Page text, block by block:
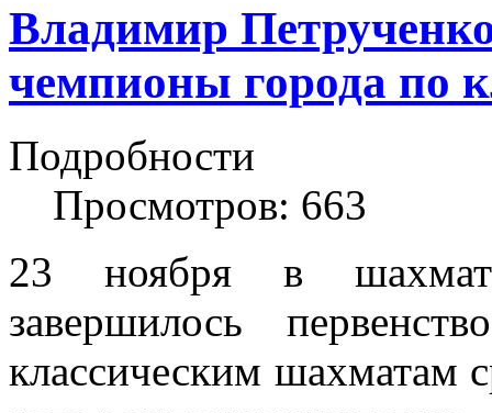
Владимир
чемпионы города по
Подробности
Просмотров: 663
23 ноября в
завершилось
классическим шахматам